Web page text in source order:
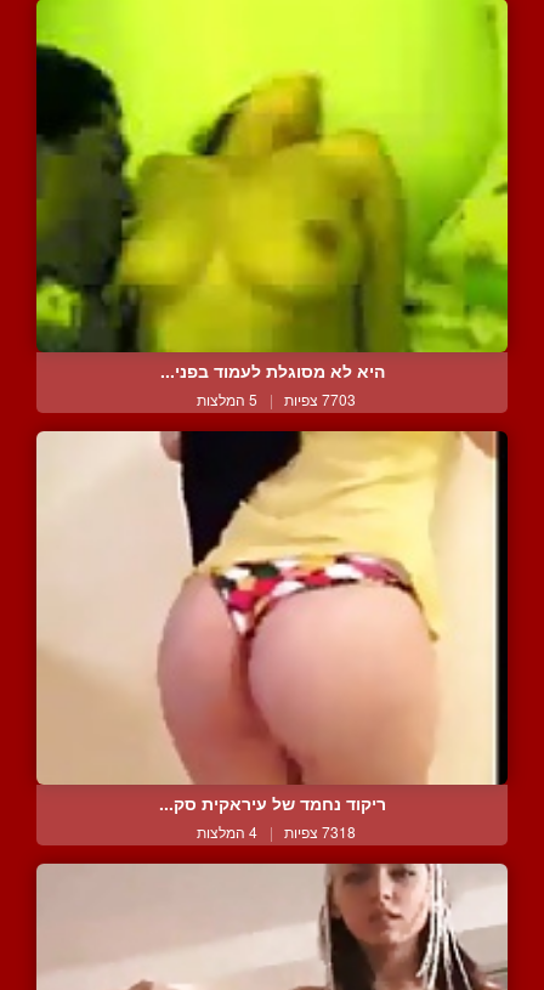
היא לא מסוגלת לעמוד בפני...
7703 צפיות | 5 המלצות
ריקוד נחמד של עיראקית סק...
7318 צפיות | 4 המלצות